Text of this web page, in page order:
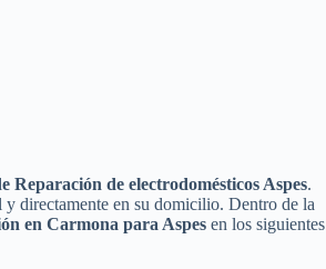
Reparación de electrodomésticos Aspes.
directamente en su domicilio. Dentro de la
en Carmona para Aspes en los siguientes